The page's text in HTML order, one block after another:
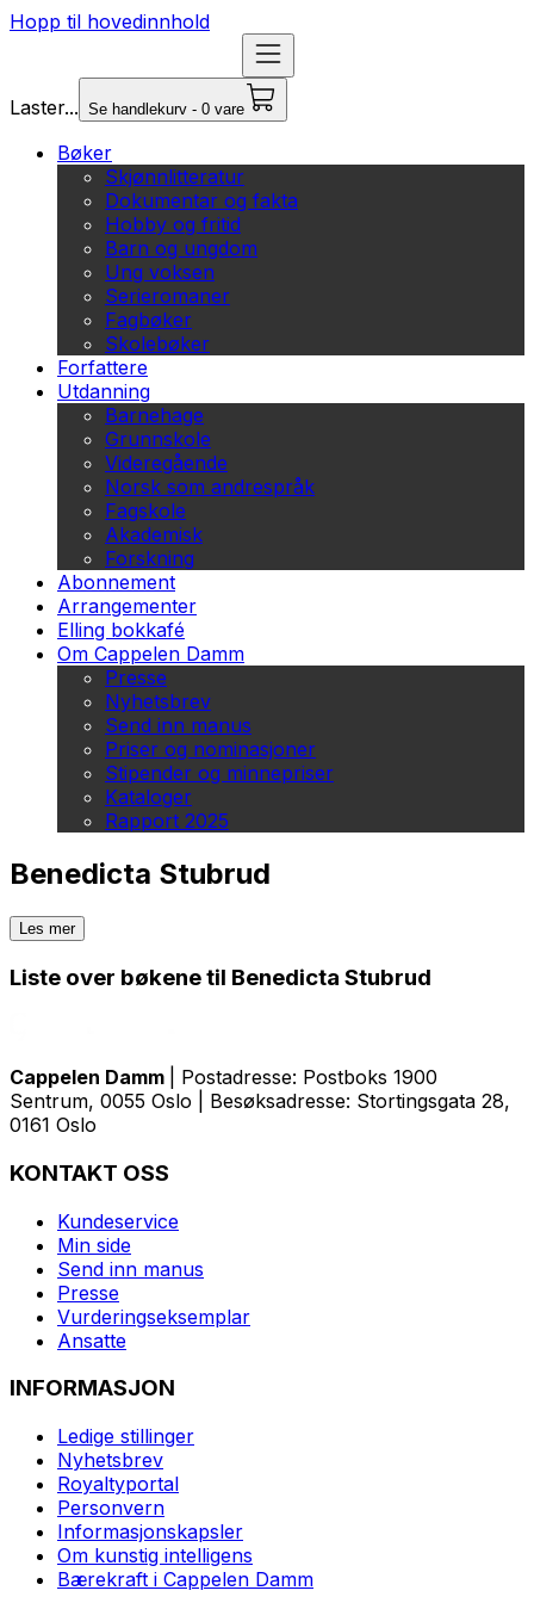
Hopp til hovedinnhold
Laster... Se handlekurv - 0 vare
Bøker
Skjønnlitteratur
Dokumentar og fakta
Hobby og fritid
Barn og ungdom
Ung voksen
Serieromaner
Fagbøker
Skolebøker
Forfattere
Utdanning
Barnehage
Grunnskole
Videregående
Norsk som andrespråk
Fagskole
Akademisk
Forskning
Abonnement
Arrangementer
Elling bokkafé
Om Cappelen Damm
Presse
Nyhetsbrev
Send inn manus
Priser og nominasjoner
Stipender og minnepriser
Kataloger
Rapport 2025
Benedicta Stubrud
Les mer
Liste over bøkene til Benedicta Stubrud
Cappelen Damm
| Postadresse: Postboks 1900
Sentrum, 0055 Oslo | Besøksadresse: Stortingsgata 28,
0161 Oslo
KONTAKT OSS
Kundeservice
Min side
Send inn manus
Presse
Vurderingseksemplar
Ansatte
INFORMASJON
Ledige stillinger
Nyhetsbrev
Royaltyportal
Personvern
Informasjonskapsler
Om kunstig intelligens
Bærekraft i Cappelen Damm